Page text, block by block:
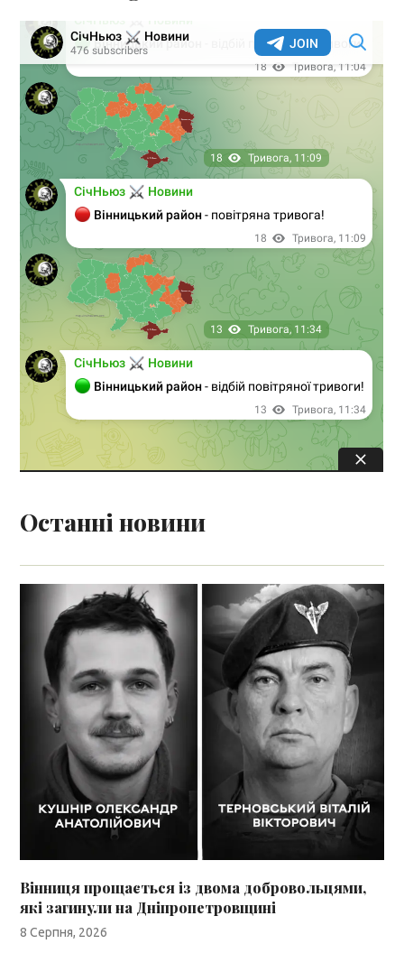
Останні новини
Вінниця прощається із двома добровольцями,
які загинули на Дніпропетровщині
8 Серпня, 2026